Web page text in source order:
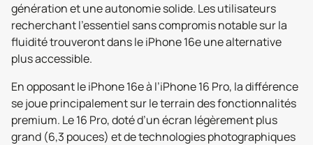
génération et une autonomie solide. Les utilisateurs
recherchant l’essentiel sans compromis notable sur la
fluidité trouveront dans le iPhone 16e une alternative
plus accessible.
En opposant le iPhone 16e à l’iPhone 16 Pro, la différence
se joue principalement sur le terrain des fonctionnalités
premium. Le 16 Pro, doté d’un écran légèrement plus
grand (6,3 pouces) et de technologies photographiques